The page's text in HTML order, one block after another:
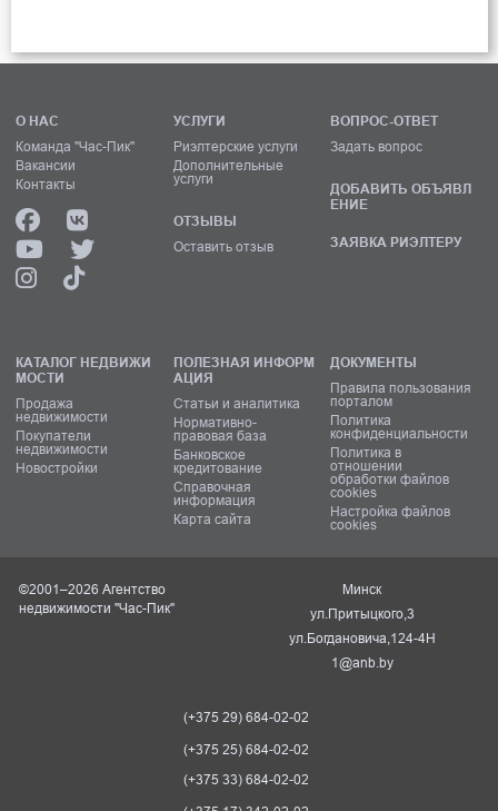
О НАС
Команда "Час-Пик"
Вакансии
Контакты
УСЛУГИ
Риэлтерские услуги
Дополнительные
услуги
ОТЗЫВЫ
Оставить отзыв
ВОПРОС-ОТВЕТ
Задать вопрос
ДОБАВИТЬ ОБЪЯВЛ
ЕНИЕ
ЗАЯВКА РИЭЛТЕРУ
КАТАЛОГ НЕДВИЖИ
МОСТИ
Продажа
недвижимости
Покупатели
недвижимости
Новостройки
ПОЛЕЗНАЯ ИНФОРМ
АЦИЯ
Статьи и аналитика
Нормативно-
правовая база
Банковское
кредитование
Справочная
информация
Карта сайта
ДОКУМЕНТЫ
Правила пользования
порталом
Политика
конфиденциальности
Политика в
отношении
обработки файлов
cookies
Настройка файлов
cookies
©2001–2026 Агентство
недвижимости "Час-Пик"
Минск
ул.Притыцкого,3
ул.Богдановича,124-4Н
1@anb.by
(+375 29) 684-02-02
(+375 25) 684-02-02
(+375 33) 684-02-02